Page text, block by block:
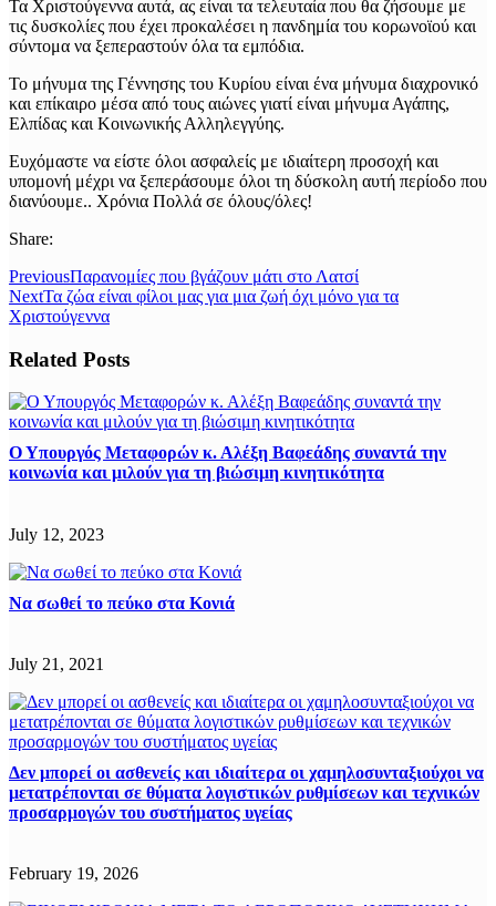
Τα Χριστούγεννα αυτά, ας είναι τα τελευταία που θα ζήσουμε με
τις δυσκολίες που έχει προκαλέσει η πανδημία του κορωνοϊού και
σύντομα να ξεπεραστούν όλα τα εμπόδια.
Το μήνυμα της Γέννησης του Κυρίου είναι ένα μήνυμα διαχρονικό
και επίκαιρο μέσα από τους αιώνες γιατί είναι μήνυμα Αγάπης,
Ελπίδας και Κοινωνικής Αλληλεγγύης.
Ευχόμαστε να είστε όλοι ασφαλείς με ιδιαίτερη προσοχή και
υπομονή μέχρι να ξεπεράσουμε όλοι τη δύσκολη αυτή περίοδο που
διανύουμε.. Χρόνια Πολλά σε όλους/όλες!
Share:
PreviousΠαρανομίες που βγάζουν μάτι στο Λατσί
NextΤα ζώα είναι φίλοι μας για μια ζωή όχι μόνο για τα
Χριστούγεννα
Related Posts
Ο Υπουργός Μεταφορών κ. Αλέξη Βαφεάδης συναντά την
κοινωνία και μιλούν για τη βιώσιμη κινητικότητα
July 12, 2023
Να σωθεί το πεύκο στα Κονιά
July 21, 2021
Δεν μπορεί οι ασθενείς και ιδιαίτερα οι χαμηλοσυνταξιούχοι να
μετατρέπονται σε θύματα λογιστικών ρυθμίσεων και τεχνικών
προσαρμογών του συστήματος υγείας
February 19, 2026